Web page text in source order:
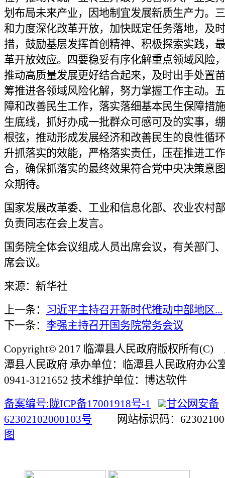
划布局未来产业，因地制宜发展新质生产力。
和力度深化改革开放，加快既定任务落地，及
措，鼓励基层发挥首创精神、积极探索实践，
革开放效应。四要稳妥有序化解重点领域风险
推动高质量发展更好结合起来，及时出手处置
筹推进各领域风险化解，努力掌握工作主动。
障和改善民生工作，落实落细基本民生保障措
生底线，抓好办成一批群众可感可及的实事，
根弦，推动形成发展经济和改善民生的良性循
升抓落实的效能，严格落实责任，压茬推进工
合，确保抓落实的最终效果符合党中央决策意
众期待。
国家发展改革委、工业和信息化部、农业农村
负责同志在会上发言。
国务院全体会议组成人员出席会议，有关部门
席会议。
来源：新华社
上一条： 习近平主持召开新时代推动中部地区...
下一条： 李强主持召开国务院常务会议
Copyright© 2017 临潭县人民政府版权所有(C)
潭县人民政府 承办单位：临潭县人民政府办
0941-3121652 技术维护单位：博达软件
备案编号:陇ICP备17001918号-1
甘公网安备
62302102000103号 网站标识码：
图